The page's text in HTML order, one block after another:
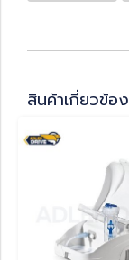
สินค้าเกี่ยวข้อง